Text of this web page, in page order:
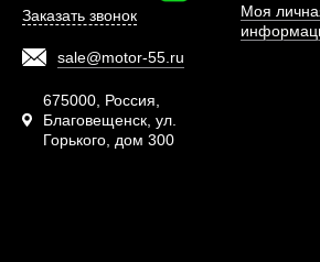
Заказать звонок
sale@motor-55.ru
675000, Россия,
Благовещенск, ул.
Горького, дом 300
Моя